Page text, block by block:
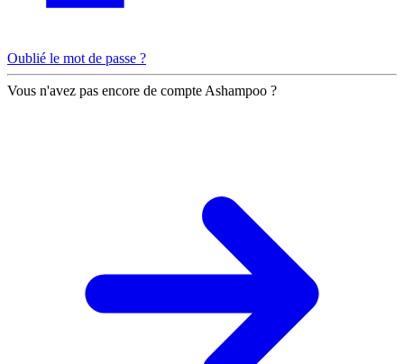
Oublié le mot de passe ?
Vous n'avez pas encore de compte Ashampoo ?